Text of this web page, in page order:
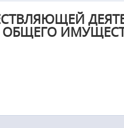
ОБЩЕГО